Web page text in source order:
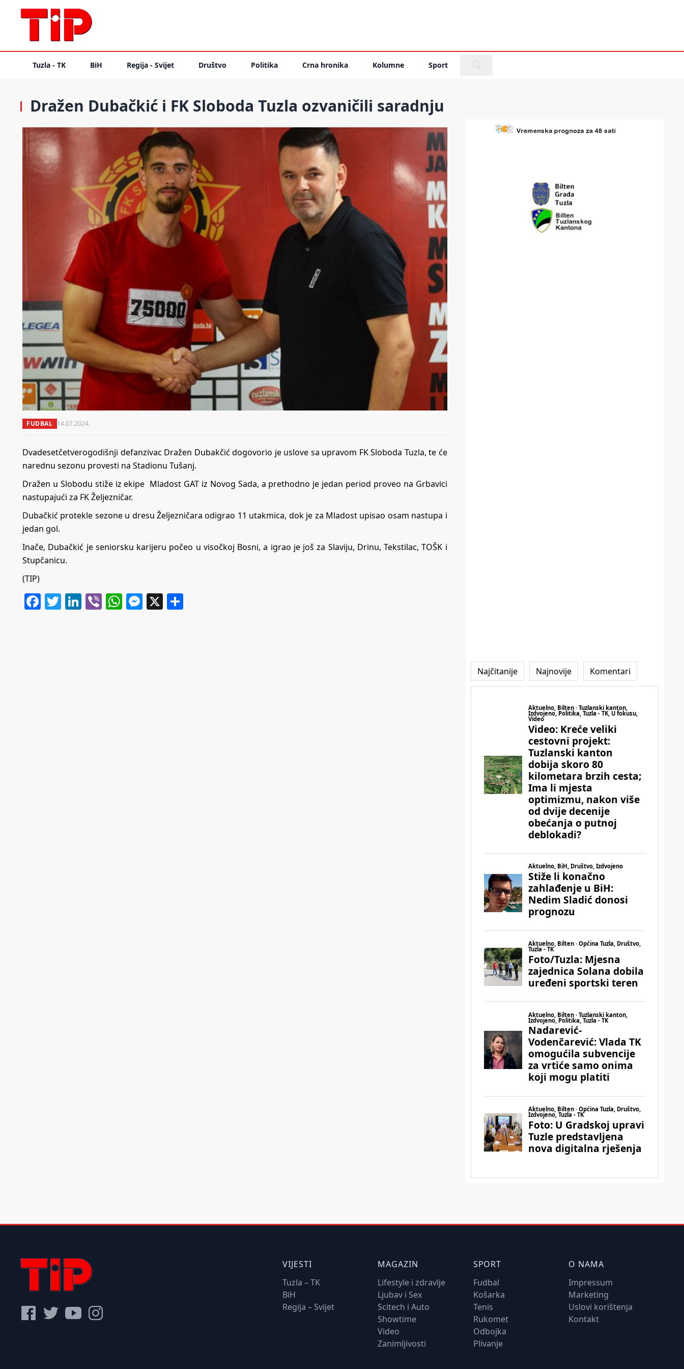
Tuzla - TK BiH Regija - Svijet Društvo Politika Crna hronika Kolumne Sport
Dražen Dubačkić i FK Sloboda Tuzla ozvaničili saradnju
FUDBAL 14.07.2024.
Dvadesetčetverogodišnji defanzivac Dražen Dubakčić dogovorio je uslove sa upravom FK Sloboda Tuzla, te će
narednu sezonu provesti na Stadionu Tušanj.
Dražen u Slobodu stiže iz ekipe Mladost GAT iz Novog Sada, a prethodno je jedan period proveo na Grbavici
nastupajući za FK Željezničar.
Dubačkić protekle sezone u dresu Željezničara odigrao 11 utakmica, dok je za Mladost upisao osam nastupa i
jedan gol.
Inače, Dubačkić je seniorsku karijeru počeo u visočkoj Bosni, a igrao je još za Slaviju, Drinu, Tekstilac, TOŠK i
Stupčanicu.
(TIP)
Facebook
Twitter
LinkedIn
ViberWhatsApp
Messenger
X
Najčitanije Najnovije Komentari
VIJESTI
Tuzla – TK
BiH
Regija – Svijet
MAGAZIN
Lifestyle i zdravlje
Ljubav i Sex
Scitech i Auto
Showtime
Video
Zanimljivosti
SPORT
Fudbal
Košarka
Tenis
Rukomet
Odbojka
Plivanje
O NAMA
Impressum
Marketing
Uslovi korištenja
Kontakt